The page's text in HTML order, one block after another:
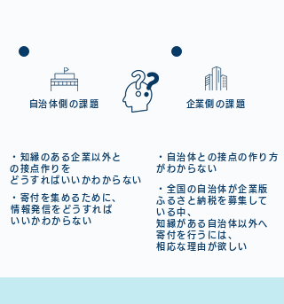
​自治体側の課題 ​企業側の課題
・知縁のある企業以外と
の接点作りを
どうすればいいかわからない
・寄付を集めるために、
情報発信をどうすれば
いいかわからない
・自治体との接点の作り方
がわからない
・全国の自治体が企業版
ふるさと納税を募集して
いる中、
知縁がある自治体以外へ
寄付を行うには、
相応な理由が欲しい